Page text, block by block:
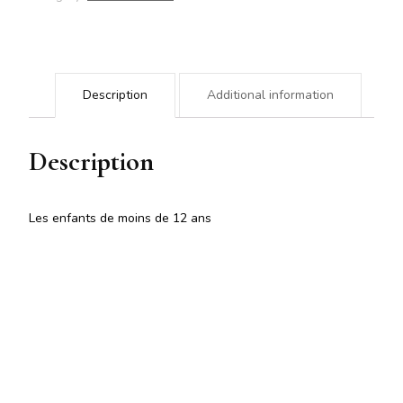
Description Additional information
Description
Les enfants de moins de 12 ans